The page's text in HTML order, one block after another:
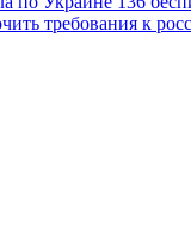
требования к